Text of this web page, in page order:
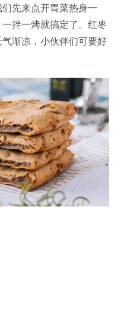
先来点开胃菜热身一
拌一烤就搞定了。红枣
渐凉，小伙伴们可要好